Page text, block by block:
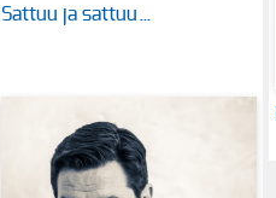
Sattuu ja sattuu…